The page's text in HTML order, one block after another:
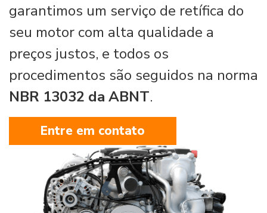
garantimos um serviço de retífica do
seu motor com alta qualidade a
preços justos, e todos os
procedimentos são seguidos na norma
NBR 13032 da ABNT.
Entre em contato